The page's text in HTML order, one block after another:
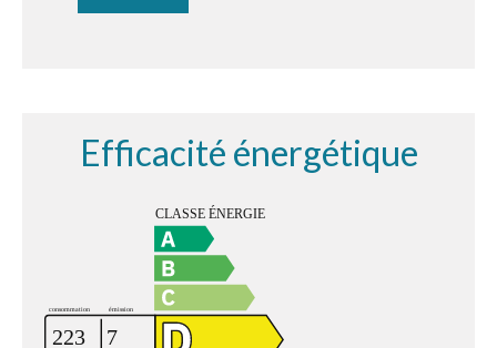
Efficacité énergétique